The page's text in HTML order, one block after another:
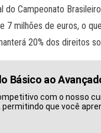
Campeonato
7 milhões de euros, o
20% dos direitos
Básico ao
com o nosso
que você